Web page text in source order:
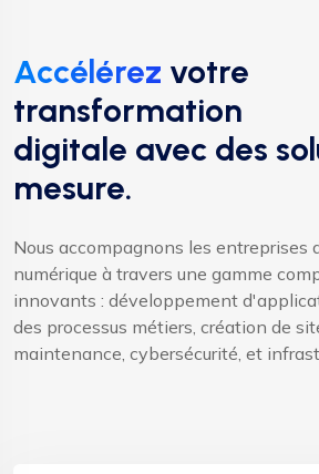
Accélérez votre
transformation
digitale avec des
mesure.
Nous accompagnons les entreprises
numérique à travers une gamme
innovants : développement
des processus métiers, création de
maintenance, cybersécurité, et